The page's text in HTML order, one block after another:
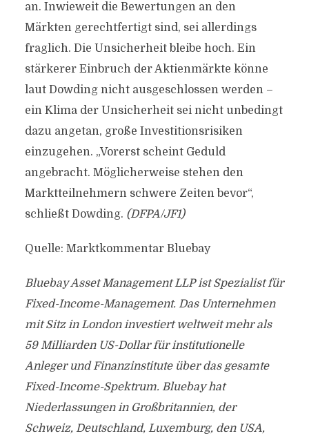
an. Inwieweit die Bewertungen an den
Märkten gerechtfertigt sind, sei allerdings
fraglich. Die Unsicherheit bleibe hoch. Ein
stärkerer Einbruch der Aktienmärkte könne
laut Dowding nicht ausgeschlossen werden –
ein Klima der Unsicherheit sei nicht unbedingt
dazu angetan, große Investitionsrisiken
einzugehen. „Vorerst scheint Geduld
angebracht. Möglicherweise stehen den
Marktteilnehmern schwere Zeiten bevor“,
schließt Dowding. (DFPA/JF1)
Quelle: Marktkommentar Bluebay
Bluebay Asset Management LLP ist Spezialist für
Fixed-Income-Management. Das Unternehmen
mit Sitz in London investiert weltweit mehr als
59 Milliarden US-Dollar für institutionelle
Anleger und Finanzinstitute über das gesamte
Fixed-Income-Spektrum. Bluebay hat
Niederlassungen in Großbritannien, der
Schweiz, Deutschland, Luxemburg, den USA,